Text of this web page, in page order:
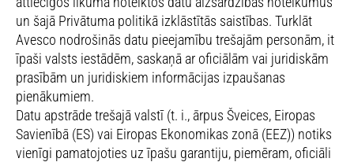
un šajā Privātuma politikā izklāstītās saistības. Turklāt
Avesco nodrošinās datu pieejamību trešajām personām, it
īpaši valsts iestādēm, saskaņā ar oficiālām vai juridiskām
prasībām un juridiskiem informācijas izpaušanas
pienākumiem.
Datu apstrāde trešajā valstī (t. i., ārpus Šveices, Eiropas
Savienībā (ES) vai Eiropas Ekonomikas zonā (EEZ)) notiks
vienīgi pamatojoties uz īpašu garantiju, piemēram, oficiāli